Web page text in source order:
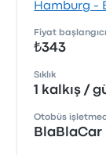
Hamburg -
Fiyat başlangıcı
₺343
Sıklık
1 kalkış /
Otobüs
BlaBlaCar